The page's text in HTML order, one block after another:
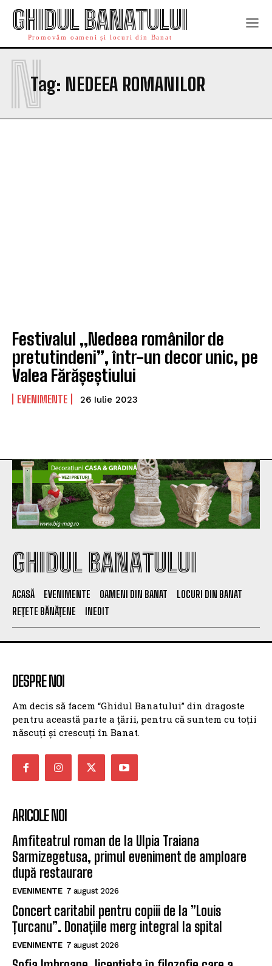
GHIDUL BANATULUI
Promovăm oameni și locuri din Banat
Tag: NEDEEA ROMANILOR
N
Festivalul „Nedeea românilor de
pretutindeni”, într-un decor unic, pe
Valea Fărășeștiului
EVENIMENTE 26 Iulie 2023
GHIDUL BANATULUI
ACASĂ EVENIMENTE OAMENI DIN BANAT
LOCURI DIN BANAT
REȚETE BĂNĂȚENE
INEDIT
DESPRE NOI
Am decis să facem “Ghidul Banatului” din dragoste
pentru această parte a țării, pentru că suntem cu toții
născuți și crescuți în Banat.
ARICOLE NOI
Amfiteatrul roman de la Ulpia Traiana
Sarmizegetusa, primul eveniment de amploare
după restaurare
EVENIMENTE 7 august 2026
Concert caritabil pentru copiii de la ”Louis
Țurcanu”. Donațiile merg integral la spital
EVENIMENTE 7 august 2026